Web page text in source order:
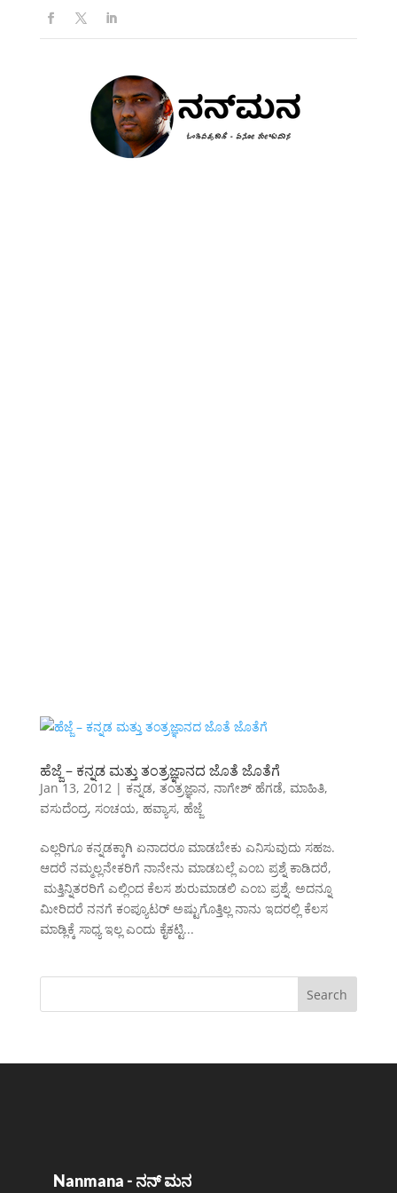
ಹೆಜ್ಜೆ – ಕನ್ನಡ ಮತ್ತು ತಂತ್ರಜ್ಞಾನದ ಜೊತೆ ಜೊತೆಗೆ
Jan 13, 2012| ಕನ್ನಡ, ತಂತ್ರಜ್ಞಾನ, ನಾಗೇಶ್ ಹೆಗಡೆ, ಮಾಹಿತಿ,
ವಸುದೆಂದ್ರ, ಸಂಚಯ, ಹವ್ಯಾಸ, ಹೆಜ್ಜೆ
ಎಲ್ಲರಿಗೂ ಕನ್ನಡಕ್ಕಾಗಿ ಏನಾದರೂ ಮಾಡಬೇಕು ಎನಿಸುವುದು ಸಹಜ.
ಆದರೆ ನಮ್ಮಲ್ಲನೇಕರಿಗೆ ನಾನೇನು ಮಾಡಬಲ್ಲೆ ಎಂಬ ಪ್ರಶ್ನೆ ಕಾಡಿದರೆ,
ಮತ್ತಿನ್ನಿತರರಿಗೆ ಎಲ್ಲಿಂದ ಕೆಲಸ ಶುರುಮಾಡಲಿ ಎಂಬ ಪ್ರಶ್ನೆ. ಅದನ್ನೂ
ಮೀರಿದರೆ ನನಗೆ ಕಂಪ್ಯೂಟರ್ ಅಷ್ಟುಗೊತ್ತಿಲ್ಲ ನಾನು ಇದರಲ್ಲಿ ಕೆಲಸ
ಮಾಡ್ಲಿಕ್ಕೆ ಸಾಧ್ಯ ಇಲ್ಲ ಎಂದು ಕೈಕಟ್ಟಿ...
Nanmana - ನನ್ ಮನ